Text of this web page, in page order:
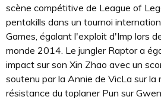
scène compétitive de League of
pentakills dans un tournoi
Games, égalant l'exploit d'Imp lors
monde 2014. Le jungler Raptor a
impact sur son Xin Zhao avec un
soutenu par la Annie de VicLa sur la
résistance du toplaner Pun sur